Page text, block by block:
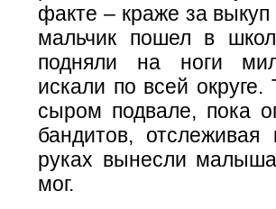
факте – краже за
мальчик пошел в
подняли на ноги
искали по всей
сыром подвале, пока
бандитов,
руках вынесли
мог.